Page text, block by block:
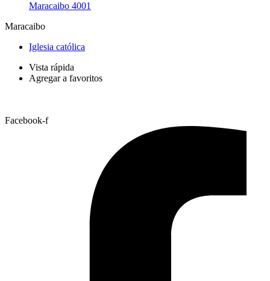
Maracaibo 4001
Maracaibo
Iglesia católica
Vista rápida
Agregar a favoritos
Facebook-f